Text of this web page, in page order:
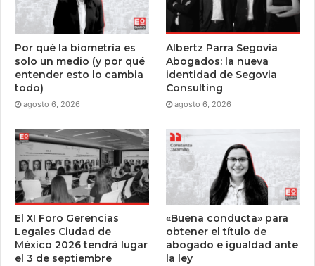
Por qué la biometría es
solo un medio (y por qué
entender esto lo cambia
todo)
agosto 6, 2026
Albertz Parra Segovia
Abogados: la nueva
identidad de Segovia
Consulting
agosto 6, 2026
El XI Foro Gerencias
Legales Ciudad de
México 2026 tendrá lugar
el 3 de septiembre
«Buena conducta» para
obtener el título de
abogado e igualdad ante
la ley